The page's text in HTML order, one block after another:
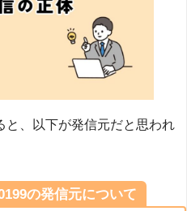
と、以下が発信元だと思われ
の発信元について